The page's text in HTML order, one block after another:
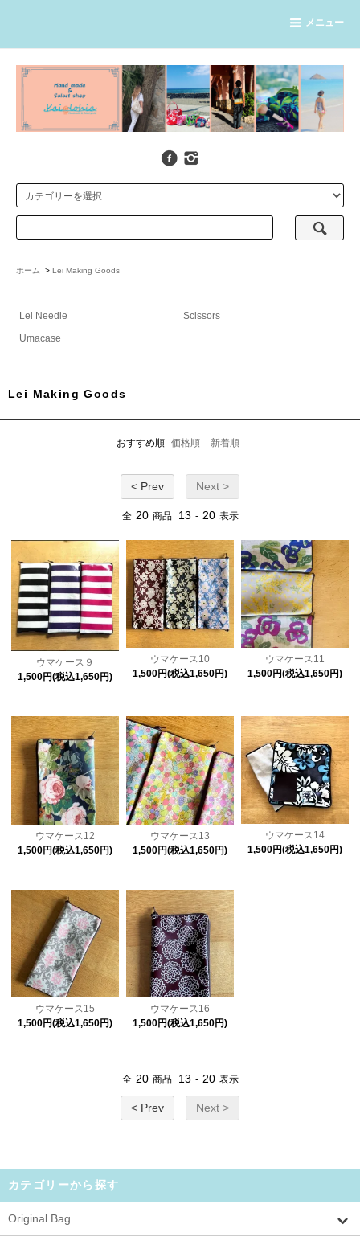
メニュー
ホーム > Lei Making Goods
Lei Needle
Scissors
Umacase
Lei Making Goods
おすすめ順 価格順 新着順
< Prev Next >
全 20 商品 13 - 20 表示
ウマケース９
1,500円(税込1,650円)
ウマケース10
1,500円(税込1,650円)
ウマケース11
1,500円(税込1,650円)
ウマケース12
1,500円(税込1,650円)
ウマケース13
1,500円(税込1,650円)
ウマケース14
1,500円(税込1,650円)
ウマケース15
1,500円(税込1,650円)
ウマケース16
1,500円(税込1,650円)
全 20 商品 13 - 20 表示
< Prev Next >
カテゴリーから探す
Original Bag